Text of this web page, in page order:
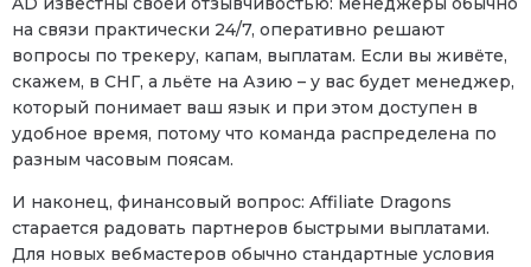
на связи практически 24/7, оперативно решают
вопросы по трекеру, капам, выплатам. Если вы живёте,
скажем, в СНГ, а льёте на Азию – у вас будет менеджер,
который понимает ваш язык и при этом доступен в
удобное время, потому что команда распределена по
разным часовым поясам.
И наконец, финансовый вопрос: Affiliate Dragons
старается радовать партнеров быстрыми выплатами.
Для новых вебмастеров обычно стандартные условия